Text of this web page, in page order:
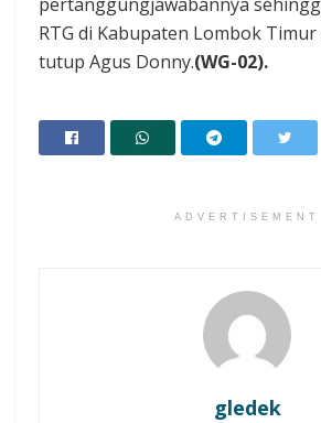
RTG di Kabupaten Lombok Timur
tutup Agus Donny.(WG-02).
ADVERTISEMENT
gledek